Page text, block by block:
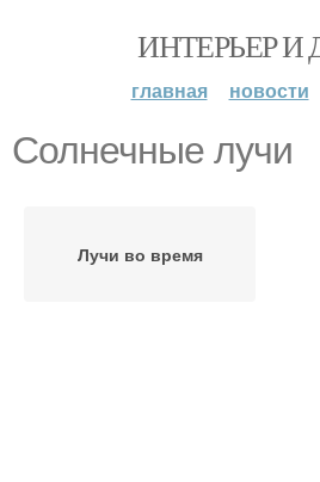
ИНТЕРЬЕР И
главная новости
Солнечные лучи
Лучи во время